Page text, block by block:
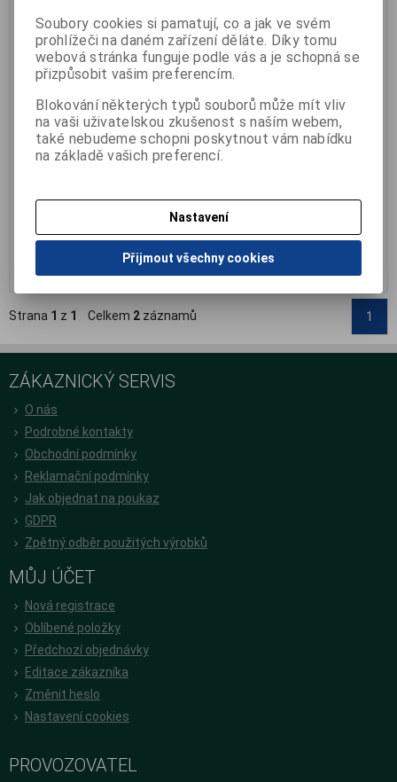
Podložka papírová EURO
50cm
Katalogové číslo:O-352036
Termín dodání (dny):skladem
šířka 50 cm, délka 50 m, 2 vrstvy
119 Kč
Přidat do košíku
Podložka papírová EURO
60cm
Katalogové číslo: O-352044
Záruka (měsíců):
šířka 60 cm, délka 50 m, 2 vrstvy
166 Kč
Strana 1 z 1 Celkem 2 záznamů 1
ZÁKAZNICKÝ SERVIS
O nás
Podrobné kontakty
Obchodní podmínky
Reklamační podmínky
Jak objednat na poukaz
GDPR
Zpětný odběr použitých výrobků
MŮJ ÚČET
Nová registrace
Oblíbené položky
Předchozí objednávky
Editace zákazníka
Změnit heslo
Nastavení cookies
PROVOZOVATEL
Soubory cookies si pamatují, co a jak ve svém
prohlížeči na daném zařízení děláte. Díky tomu
webová stránka funguje podle vás a je schopná se
přizpůsobit vašim preferencím.
Blokování některých typů souborů může mít vliv
na vaši uživatelskou zkušenost s naším webem,
také nebudeme schopni poskytnout vám nabídku
na základě vašich preferencí.
Nastavení
Přijmout všechny cookies